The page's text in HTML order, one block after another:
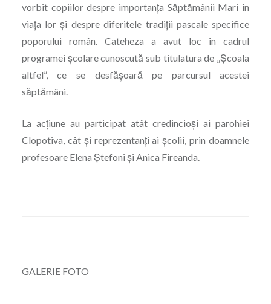
vorbit copiilor despre importanța Săptămânii Mari în
viața lor și despre diferitele tradiții pascale specifice
poporului român. Cateheza a avut loc în cadrul
programei școlare cunoscută sub titulatura de „Școala
altfel”, ce se desfășoară pe parcursul acestei
săptămâni.
La acțiune au participat atât credincioși ai parohiei
Clopotiva, cât și reprezentanți ai școlii, prin doamnele
profesoare Elena Ștefoni și Anica Fireanda.
GALERIE FOTO